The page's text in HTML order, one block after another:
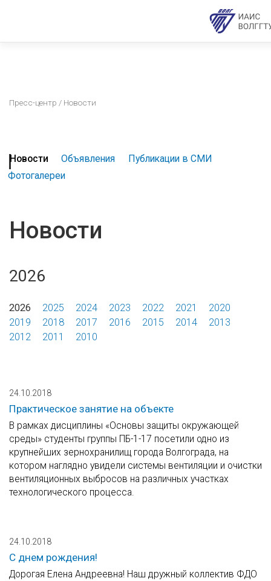
Пресс-центр / Новости
Новости Объявления
Публикации в СМИ
Фотогалереи
Новости
2026
2026 2025 2024 2023 2022 2021
2020
2019
2018 2017 2016 2015 2014
2013
2012
2011 2010
24.10.2018
Практическое занятие на объекте
В рамках дисциплины «Основы защиты окружающей
среды» студенты группы ПБ-1-17 посетили одно из
крупнейших зернохранилищ города Волгограда, на
котором наглядно увидели системы вентиляции и очистки
вентиляционных выбросов на различных участках
технологического процесса.
24.10.2018
С днем рождения!
Дорогая Елена Андреевна! Наш дружный коллектив ФДО